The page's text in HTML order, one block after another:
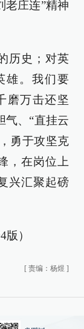
老庄连”精神
历史；对英
雄。我们要
磨万击还坚
气、“直挂云
勇于攻坚克
，在岗位上
兴汇聚起磅
）
[ 责编：杨煜 ]